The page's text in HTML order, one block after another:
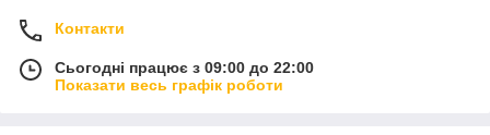
Контакти
Сьогодні працює з 09:00 до 22:00
Показати весь графік роботи